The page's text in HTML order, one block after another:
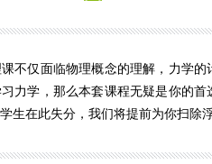
不仅面临物理概念的理解，力学
力学，那么本套课程无疑是你的
生在此失分，我们将提前为你扫除浮